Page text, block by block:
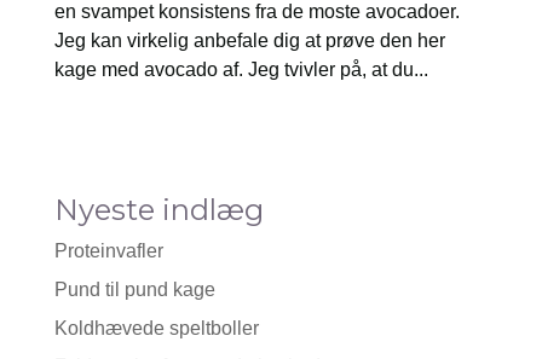
en svampet konsistens fra de moste avocadoer.
Jeg kan virkelig anbefale dig at prøve den her
kage med avocado af. Jeg tvivler på, at du...
Nyeste indlæg
Proteinvafler
Pund til pund kage
Koldhævede speltboller